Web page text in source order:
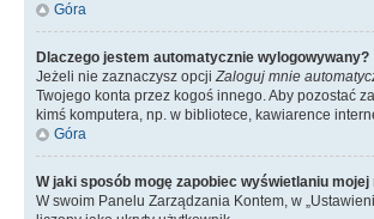
Góra
Dlaczego jestem automatycznie wylogowywany?
Jeżeli nie zaznaczysz opcjiZaloguj mnie
Twojego konta przez kogoś innego. Aby pozostać
kimś komputera, np. w bibliotece, kawiarence
Góra
W jaki sposób mogę zapobiec wyświetlaniu
W swoim Panelu Zarządzania Kontem, w